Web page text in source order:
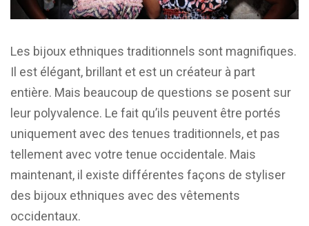
Les bijoux ethniques traditionnels sont magnifiques.
Il est élégant, brillant et est un créateur à part
entière. Mais beaucoup de questions se posent sur
leur polyvalence. Le fait qu’ils peuvent être portés
uniquement avec des tenues traditionnels, et pas
tellement avec votre tenue occidentale. Mais
maintenant, il existe différentes façons de styliser
des bijoux ethniques avec des vêtements
occidentaux.